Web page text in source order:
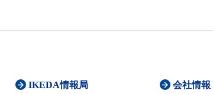
IKEDA情報局 会社情報